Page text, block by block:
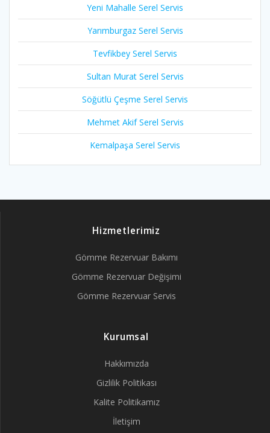
Yeni Mahalle Serel Servis
Yarımburgaz Serel Servis
Tevfikbey Serel Servis
Sultan Murat Serel Servis
Söğütlü Çeşme Serel Servis
Mehmet Akif Serel Servis
Kemalpaşa Serel Servis
Hizmetlerimiz
Gömme Rezervuar Bakımı
Gömme Rezervuar Değişimi
Gömme Rezervuar Servis
Kurumsal
Hakkımızda
Gizlilik Politikası
Kalite Politikamız
İletişim